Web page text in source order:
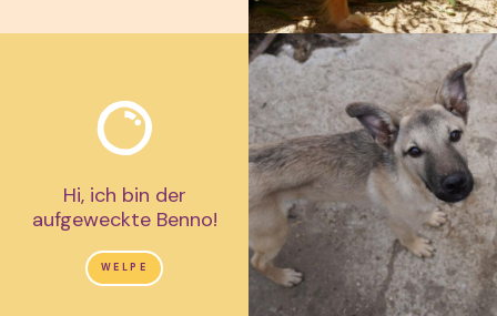
Hi, ich bin der
aufgeweckte Benno!
WELPE